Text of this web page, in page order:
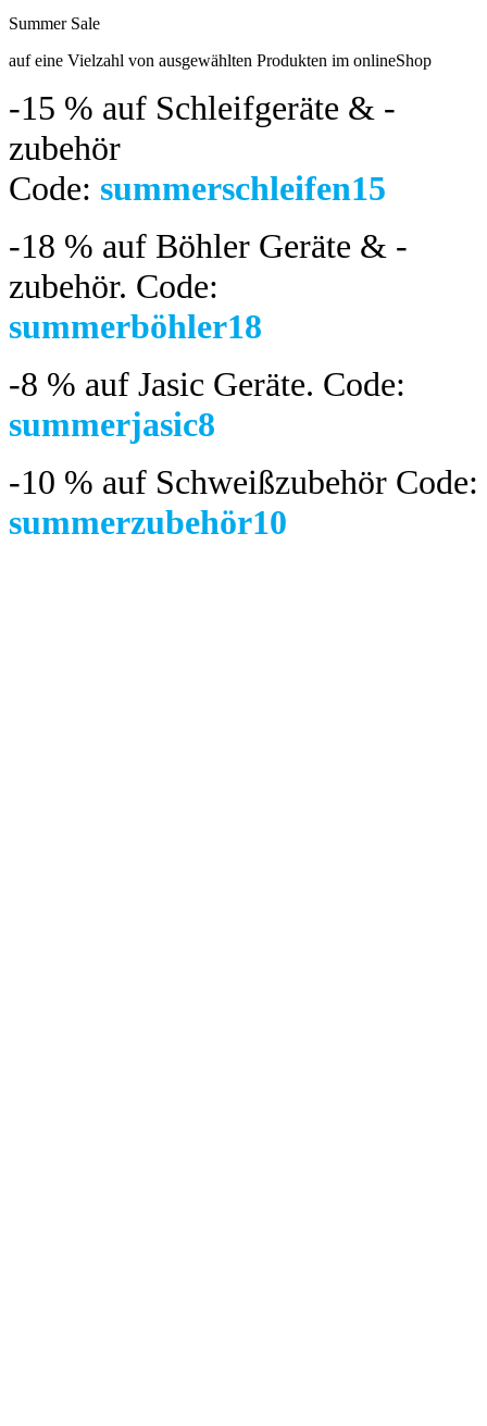
Summer Sale
auf eine Vielzahl von ausgewählten Produkten im onlineShop
-15 % auf Schleifgeräte & -
zubehör
Code: summerschleifen15
-18 % auf Böhler Geräte & -
zubehör. Code:
summerböhler18
-8 % auf Jasic Geräte. Code:
summerjasic8
-10 % auf Schweißzubehör Code:
summerzubehör10